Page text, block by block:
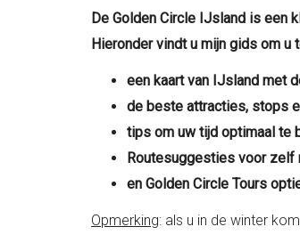
De Golden Circle IJsland is een
Hieronder vindt u mijn gids om u
een kaart van IJsland met
de beste attracties, stops
tips om uw tijd optimaal te
Routesuggesties voor zelf
en Golden Circle Tours
Opmerking: als u in de winter